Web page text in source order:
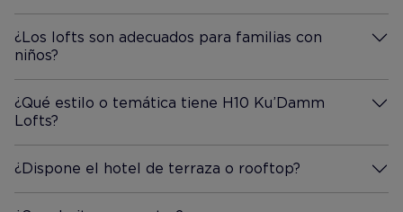
¿Los lofts son adecuados para familias con
niños?
Más información
¿Qué estilo o temática tiene H10 Ku’Damm
Lofts?
Más información
¿Dispone el hotel de terraza o rooftop?
Más información